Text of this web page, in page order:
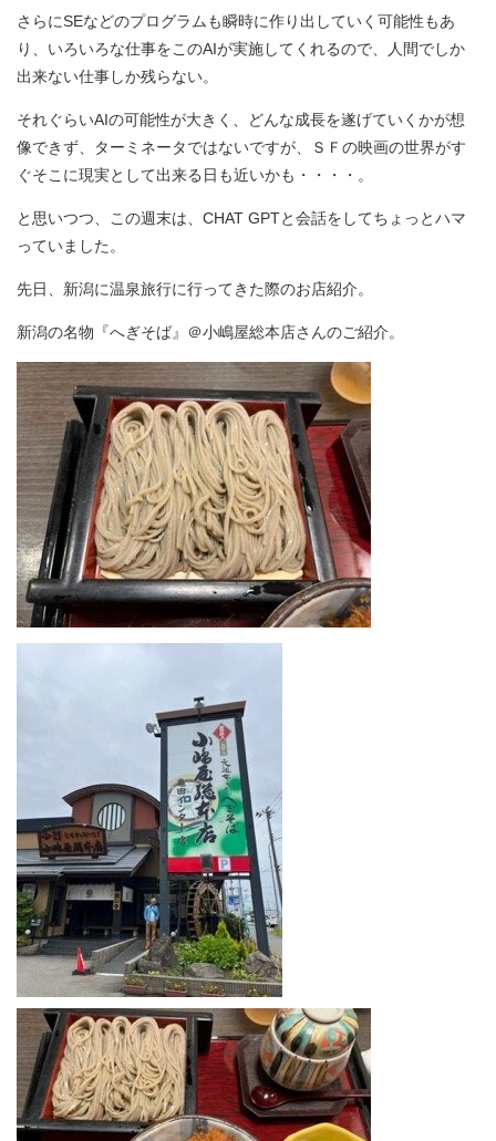
さらにSEなどのプログラムも瞬時に作り出していく可能性もあ
り、いろいろな仕事をこのAIが実施してくれるので、人間でしか
出来ない仕事しか残らない。
それぐらいAIの可能性が大きく、どんな成長を遂げていくかが想
像できず、ターミネータではないですが、ＳＦの映画の世界がす
ぐそこに現実として出来る日も近いかも・・・・。
と思いつつ、この週末は、CHAT GPTと会話をしてちょっとハマ
っていました。
先日、新潟に温泉旅行に行ってきた際のお店紹介。
新潟の名物『へぎそば』＠小嶋屋総本店さんのご紹介。